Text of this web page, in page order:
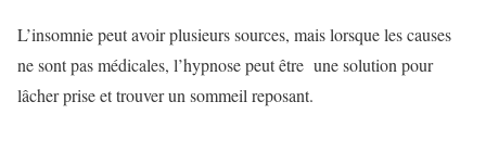
L’insomnie peut avoir plusieurs sources, mais lorsque les causes
ne sont pas médicales, l’hypnose peut être une solution pour
lâcher prise et trouver un sommeil reposant.